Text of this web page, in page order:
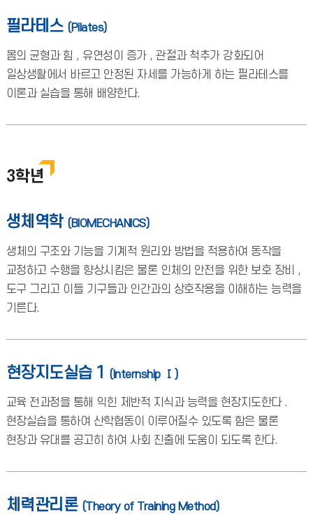
필라테스 (Pilates)
몸의 균형과 힘 , 유연성이 증가 , 관절과 척추가 강화되어
일상생활에서 바르고 안정된 자세를 가능하게 하는 필라테스를
이론과 실습을 통해 배양한다.
3학년
생체역학 (BIOMECHANICS)
생체의 구조와 기능을 기계적 원리와 방법을 적용하여 동작을
교정하고 수행을 향상시킴은 물론 인체의 안전을 위한 보호 장비 ,
도구 그리고 이들 기구들과 인간과의 상호작용을 이해하는 능력을
기른다.
현장지도실습 1 (Internship Ⅰ)
교육 전과정을 통해 익힌 제반적 지식과 능력을 현장지도한다 .
현장실습을 통하여 산학협동이 이루어질수 있도록 함은 물론
현장과 유대를 공고히 하여 사회 진출에 도움이 되도록 한다.
체력관리론 (Theory of Training Method)